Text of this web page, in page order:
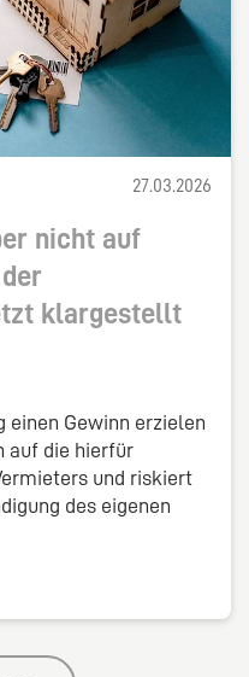
27.03.2026
nicht auf
klargestellt
Gewinn erzielen
auf die hierfür
und riskiert
des eigenen